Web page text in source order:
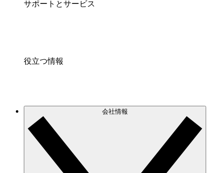
サポートとサービス
役立つ情報
会社情報